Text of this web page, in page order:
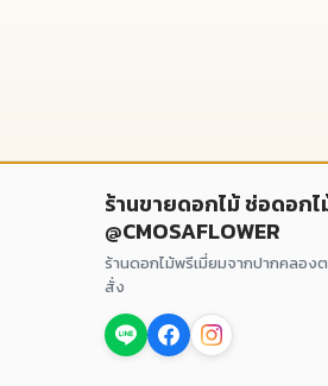
ร้านขายดอกไม้ ช่อดอก
@CMOSAFLOWER
ร้านดอกไม้พรีเมี่ยมจากปากคลอ
สั่ง